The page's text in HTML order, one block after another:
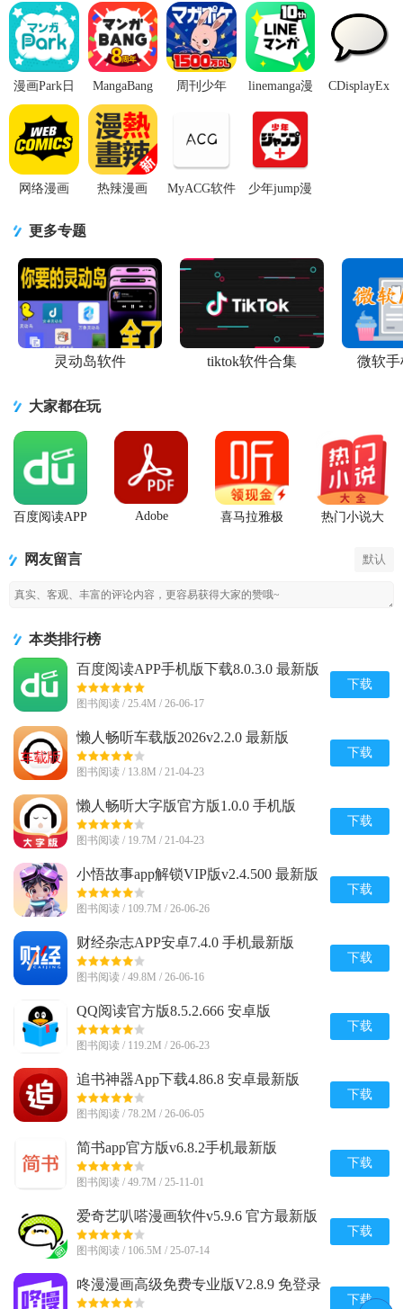
列合集都能满足你的需求。周刊少年Jump里面推荐的软件汇集了无
数经典的少年漫画作品，如《火影忍者》、《海贼王》和《死神》
等。这里，你可以与众多热血少年一同踏上冒..
漫画Park日
漫软件5.9.0
官方版
MangaBang
漫画软件
4.2.1 官方版
周刊少年
linemanga漫
版23.07.11
手机版
CDisplayEx
网络漫画
高级解锁版
v3.1.50 安卓
手机版
热辣漫画
MyACG软件
少年jump漫
新版
更多专题
灵动岛软件 tiktok软件合集 微软手
大家都在玩
百度阅读APP
Adobe
喜马拉雅极
热门小说大
网友留言 默认
本类排行榜
百度阅读APP手机版下载8.0.3.0 最新版
图书阅读 / 25.4M / 26-06-17
下载
懒人畅听车载版2026v2.2.0 最新版
图书阅读 / 13.8M / 21-04-23
下载
懒人畅听大字版官方版1.0.0 手机版
图书阅读 / 19.7M / 21-04-23
下载
小悟故事app解锁VIP版v2.4.500 最新版
图书阅读 / 109.7M / 26-06-26
下载
财经杂志APP安卓7.4.0 手机最新版
图书阅读 / 49.8M / 26-06-16
下载
QQ阅读官方版8.5.2.666 安卓版
图书阅读 / 119.2M / 26-06-23
下载
追书神器App下载4.86.8 安卓最新版
图书阅读 / 78.2M / 26-06-05
下载
简书app官方版v6.8.2手机最新版
图书阅读 / 49.7M / 25-11-01
下载
爱奇艺叭嗒漫画软件v5.9.6 官方最新版
图书阅读 / 106.5M / 25-07-14
下载
咚漫漫画高级免费专业版V2.8.9 免登录
版
下载